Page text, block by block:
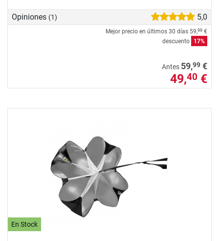
Opiniones (1) 5,0
Mejor precio en últimos 30 días 59,99 €
descuento
17%
Antes 59,99 €
49,40 €
En Stock